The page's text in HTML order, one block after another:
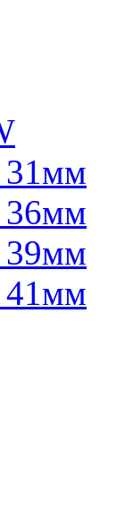
31мм
36мм
39мм
41мм